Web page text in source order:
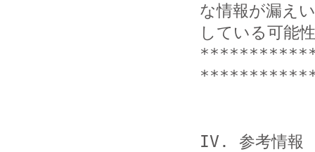
な情報が漏えい
している可能
IV. 参考情報